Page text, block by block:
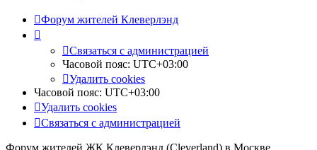
Форум жителей Клеверлэнд
Связаться с администрацией
Часовой пояс: UTC+03:00
Удалить cookies
Часовой пояс: UTC+03:00
Удалить cookies
Связаться с администрацией
Форум жителей ЖК Клеверлэнд (Cleverland) в Москве.